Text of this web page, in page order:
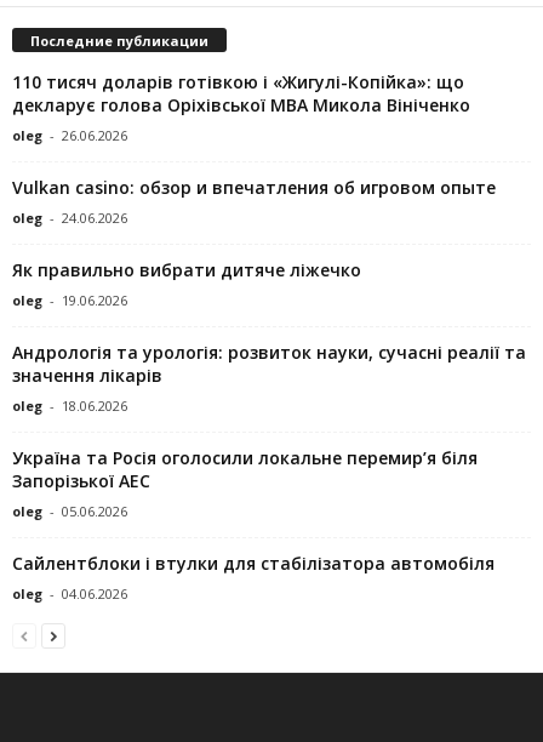
Последние публикации
110 тисяч доларів готівкою і «Жигулі-Копійка»: що
декларує голова Оріхівської МВА Микола Вініченко
oleg - 26.06.2026
Vulkan casino: обзор и впечатления об игровом опыте
oleg - 24.06.2026
Як правильно вибрати дитяче ліжечко
oleg - 19.06.2026
Андрологія та урологія: розвиток науки, сучасні реалії та
значення лікарів
oleg - 18.06.2026
Україна та Росія оголосили локальне перемир’я біля
Запорізької АЕС
oleg - 05.06.2026
Сайлентблоки і втулки для стабілізатора автомобіля
oleg - 04.06.2026